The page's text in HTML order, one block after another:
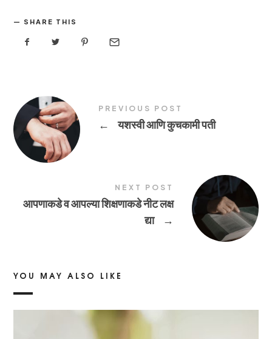
SHARE THIS
PREVIOUS POST
← यशस्वी आणि कुचकामी पती
NEXT POST
आपणाकडे व आपल्या शिक्षणाकडे नीट लक्ष
द्या
→
YOU MAY ALSO LIKE